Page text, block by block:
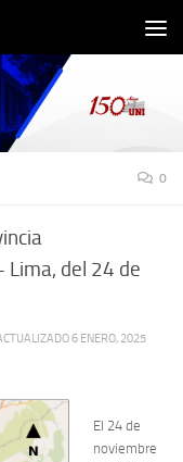
0
Lima, del 24 de
6 ENERO, 2025
El 24 de
noviembre